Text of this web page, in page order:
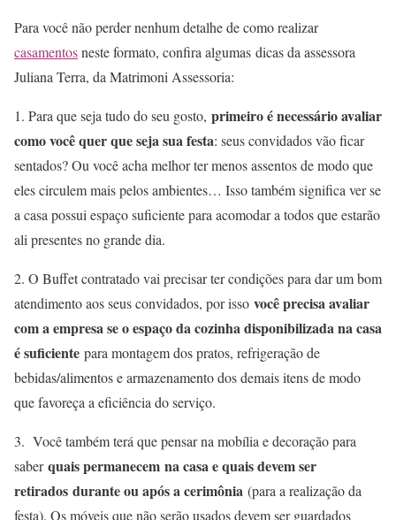
Para você não perder nenhum detalhe de como realizar
casamentosneste formato, confira algumas dicas da assessora
Juliana Terra, da Matrimoni Assessoria:
1. Para que seja tudo do seu gosto, primeiro é necessário avaliar
como você quer que seja sua festa: seus convidados vão ficar
sentados? Ou você acha melhor ter menos assentos de modo que
eles circulem mais pelos ambientes… Isso também significa ver se
a casa possui espaço suficiente para acomodar a todos que estarão
ali presentes no grande dia.
2. O Buffet contratado vai precisar ter condições para dar um bom
atendimento aos seus convidados, por isso você precisa avaliar
com a empresa se o espaço da cozinha disponibilizada na casa
é suficiente para montagem dos pratos, refrigeração de
bebidas/alimentos e armazenamento dos demais itens de modo
que favoreça a eficiência do serviço.
3. Você também terá que pensar na mobília e decoração para
saberquais permanecem na casa e quais devem ser
retirados durante ou após a cerimônia (para a realização da
festa). Os móveis que não serão usados devem ser guardados